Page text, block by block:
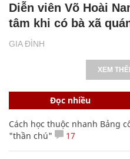
GIA ĐÌNH
Diễn viên Võ Hoài
tâm khi có bà xã
XEM
Đọc nhiều
Cách học thuộc nhanh Bảng
"thần chú"
17